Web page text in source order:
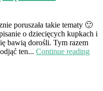
poruszała takie tematy 🙂
o dziecięcych kupkach i
bawią dorośli. Tym razem
ten... Continue reading